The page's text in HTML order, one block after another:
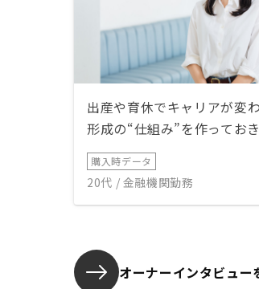
出産や育休でキャリアが変
形成の“仕組み”を作ってお
購入時データ
20代 / 金融機関勤務
オーナーインタビュー